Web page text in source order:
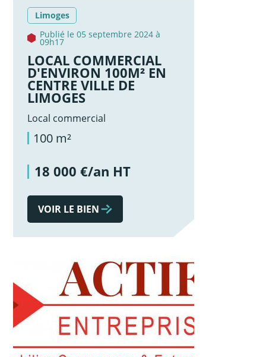
Limoges
Publié le 05 septembre 2024 à
09h17
LOCAL COMMERCIAL
D'ENVIRON 100M² EN
CENTRE VILLE DE
LIMOGES
Local commercial
100 m²
18 000 €/an HT
VOIR LE BIEN